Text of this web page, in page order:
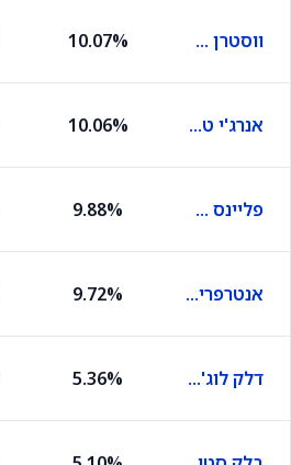
ווסטרן מידסטרים פרטנרס 10.07%
אנרג'י טרנספר אקוויטי 10.06%
פליינס אול אמריקן פייפליין 9.88%
אנטרפרייז פרודקטס פרטנרס 9.72%
דלק לוג'יסטיקס פרטנרס 5.36%